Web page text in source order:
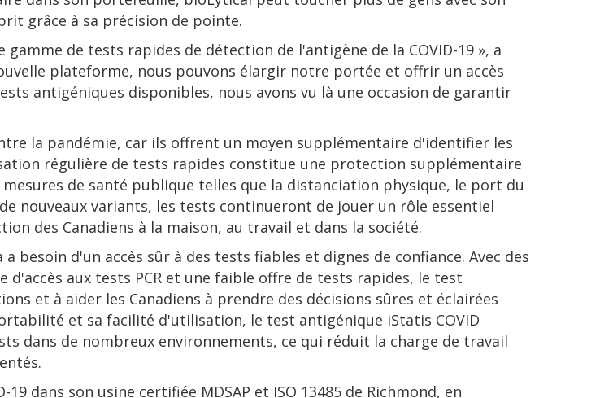
grâce à sa précision de pointe.
de tests rapides de détection de l'antigène de la COVID-19 », a
plateforme, nous pouvons élargir notre portée et offrir un accès
antigéniques disponibles, nous avons vu là une occasion de garantir
la pandémie, car ils offrent un moyen supplémentaire d'identifier les
régulière de tests rapides constitue une protection supplémentaire
de santé publique telles que la distanciation physique, le port du
nouveaux variants, les tests continueront de jouer un rôle essentiel
des Canadiens à la maison, au travail et dans la société.
besoin d'un accès sûr à des tests fiables et dignes de confiance. Avec des
aux tests PCR et une faible offre de tests rapides, le test
et à aider les Canadiens à prendre des décisions sûres et éclairées
et sa facilité d'utilisation, le test antigénique iStatis COVID
dans de nombreux environnements, ce qui réduit la charge de travail
dans son usine certifiée MDSAP et ISO 13485 de Richmond, en